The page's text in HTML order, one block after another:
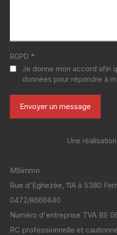
RGPD *
Je donne mon accord afin
données pour répondre à
Une réalisation
MSimmo
Rue d'Eghezée, 11A à 5380
0472/8666640
Numéro d'entreprise TVA BE
RC professionnelle et